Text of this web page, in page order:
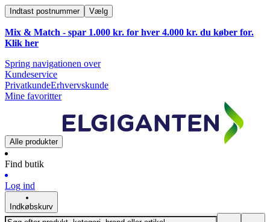
Indtast postnummer Vælg
Mix & Match - spar 1.000 kr. for hver 4.000 kr. du køber for.
Klik her
Spring navigationen over
Kundeservice
PrivatkundeErhvervskunde
Mine favoritter
Alle produkter
Find butik
Log ind
Indkøbskurv